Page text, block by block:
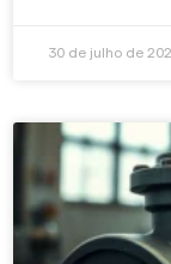
30 de julho de